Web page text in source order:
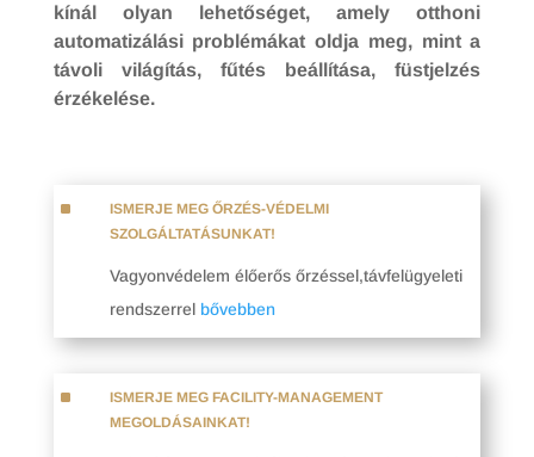
kínál olyan lehetőséget, amely otthoni
automatizálási problémákat oldja meg, mint a
távoli világítás, fűtés beállítása, füstjelzés
érzékelése.
^
ISMERJE MEG ŐRZÉS-VÉDELMI
SZOLGÁLTATÁSUNKAT!
Vagyonvédelem élőerős őrzéssel,távfelügyeleti
rendszerrel bővebben
^
ISMERJE MEG FACILITY-MANAGEMENT
MEGOLDÁSAINKAT!